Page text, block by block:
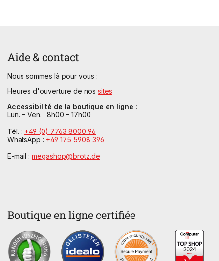
Aide & contact
Nous sommes là pour vous :
Heures d'ouverture de nos sites
Accessibilité de la boutique en ligne :
Lun. – Ven. : 8h00 – 17h00
Tél. : +49 (0) 7763 8000 96
WhatsApp : +49 175 5908 396
E-mail : megashop@brotz.de
Boutique en ligne certifiée